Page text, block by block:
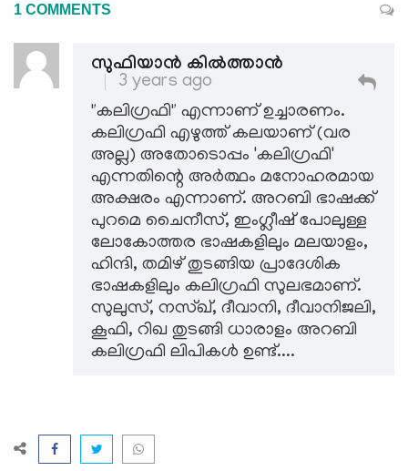
1 COMMENTS
സുഫിയാൻ കിൽത്താൻ
3 years ago
"കലിഗ്രഫി" എന്നാണ് ഉച്ചാരണം.
കലിഗ്രഫി എഴുത്ത് കലയാണ് (വര
അല്ല) അതോടൊപ്പം 'കലിഗ്രഫി'
എന്നതിന്റെ അർത്ഥം മനോഹരമായ
അക്ഷരം എന്നാണ്. അറബി ഭാഷക്ക്
പുറമെ ചൈനീസ്, ഇംഗ്ലീഷ് പോലുള്ള
ലോകോത്തര ഭാഷകളിലും മലയാളം,
ഹിന്ദി, തമിഴ് തുടങ്ങിയ പ്രാദേശിക
ഭാഷകളിലും കലിഗ്രഫി സുലഭമാണ്.
സുലുസ്, നസ്ഖ്, ദീവാനി, ദീവാനിജലി,
കൂഫി, റിഖ തുടങ്ങി ധാരാളം അറബി
കലിഗ്രഫി ലിപികൾ ഉണ്ട്....